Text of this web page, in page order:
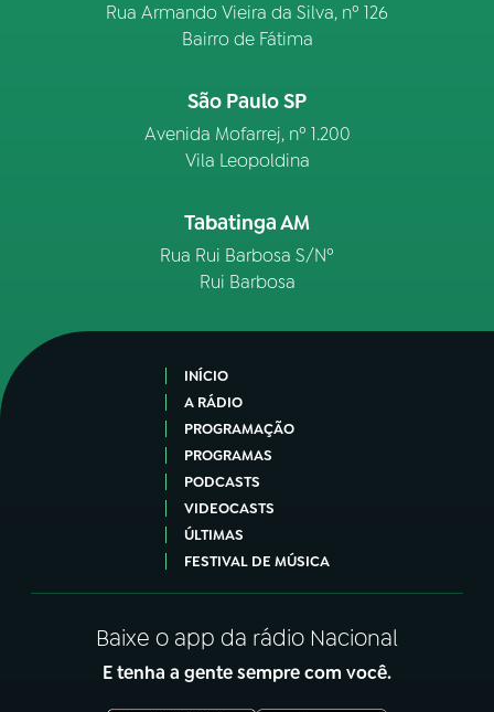
Rua Armando Vieira da Silva, nº 126
Bairro de Fátima
São Paulo SP
Avenida Mofarrej, nº 1.200
Vila Leopoldina
Tabatinga AM
Rua Rui Barbosa S/Nº
Rui Barbosa
INÍCIO
A RÁDIO
PROGRAMAÇÃO
PROGRAMAS
PODCASTS
VIDEOCASTS
ÚLTIMAS
FESTIVAL DE MÚSICA
Baixe o app da rádio Nacional
E tenha a gente sempre com você.